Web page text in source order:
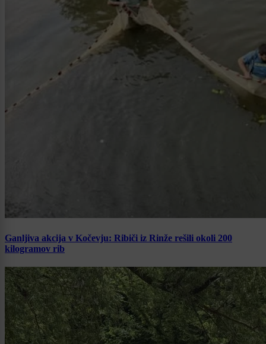
Ganljiva akcija v Kočevju: Ribiči iz Rinže rešili okoli 200
kilogramov rib